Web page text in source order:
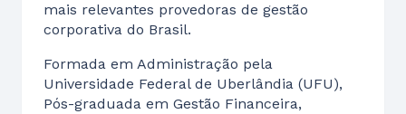
mais relevantes provedoras de gestão
corporativa do Brasil.
Formada em Administração pela
Universidade Federal de Uberlândia (UFU),
Pós-graduada em Gestão Financeira,